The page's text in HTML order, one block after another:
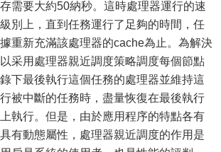
需要大約50納秒。這時處理器運行的速
別上，直到任務運行了足夠的時間，任
重新充滿該處理器的cache為止。為解決
采用處理器親近調度策略調度每個節點
下最後執行這個任務的處理器並維持這
被中斷的任務時，盡量恢復在最後執行
執行。但是，由於應用程序的特點各有
有動態屬性，處理器親近調度的作用是